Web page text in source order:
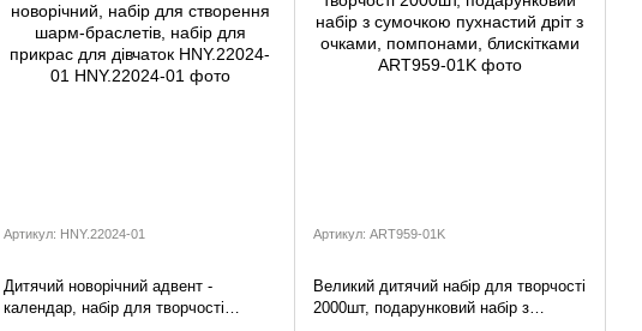
Артикул: HNY.22024-01
Дитячий новорічний адвент -
календар, набір для творчості
Артикул: ART959-01K
Великий дитячий набір для творчості
2000шт, подарунковий набір з